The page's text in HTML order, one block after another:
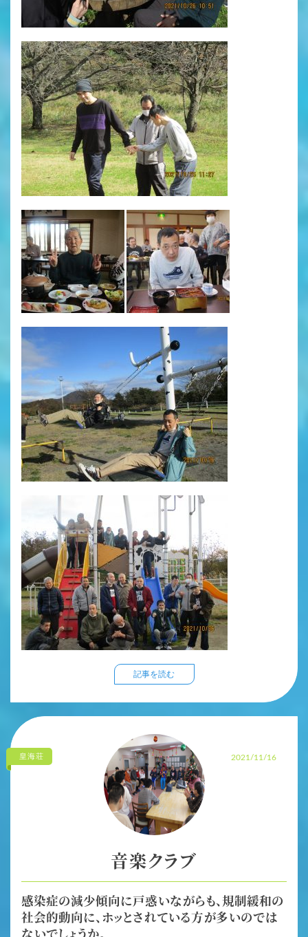
記事を読む
皇海荘 2021/11/16
音楽クラブ
感染症の減少傾向に戸惑いながらも、規制緩和の
社会的動向に、ホッとされている方が多いのでは
ないでしょうか。